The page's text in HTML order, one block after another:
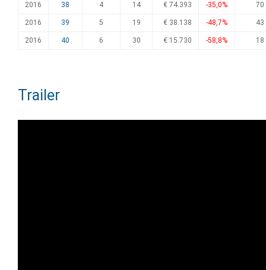
2016 38 4 14 € 74.393 -35,0% 70
2016 39 5 19 € 38.138 -48,7% 43
2016 40 6 30 € 15.730 -58,8% 18
Trailer